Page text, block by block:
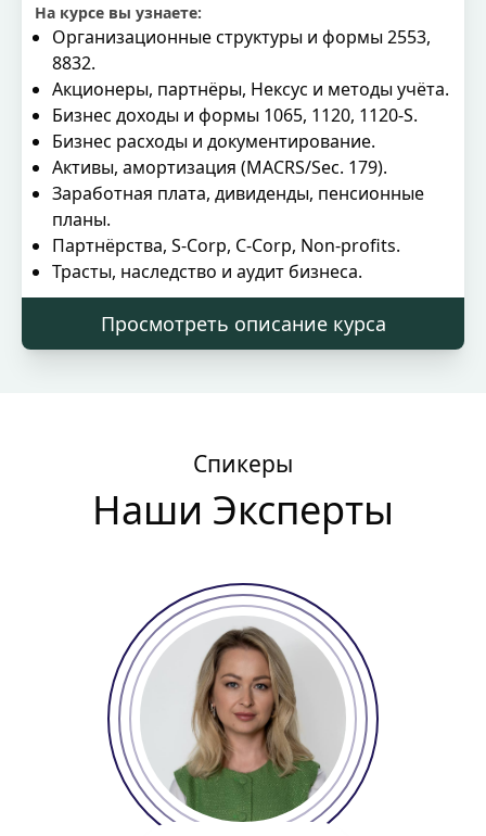
На курсе вы узнаете:
Организационные структуры и формы 2553,
8832.
Акционеры, партнёры, Нексус и методы учёта.
Бизнес доходы и формы 1065, 1120, 1120‑S.
Бизнес расходы и документирование.
Активы, амортизация (MACRS/Sec. 179).
Заработная плата, дивиденды, пенсионные
планы.
Партнёрства, S‑Corp, C‑Corp, Non‑profits.
Трасты, наследство и аудит бизнеса.
Просмотреть описание курса
Спикеры
Наши Эксперты